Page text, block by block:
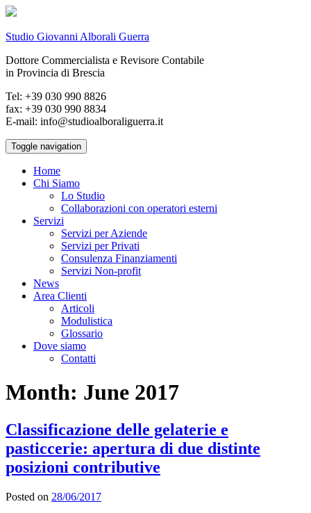
Studio Giovanni Alborali Guerra
Dottore Commercialista e Revisore Contabile
in Provincia di Brescia
Tel: +39 030 990 8826
fax: +39 030 990 8834
E-mail: info@studioalboraliguerra.it
Toggle navigation
Home
Chi Siamo
Lo Studio
Collaborazioni con operatori esterni
Servizi
Servizi per Aziende
Servizi per Privati
Consulenza Finanziamenti
Servizi Non-profit
News
Area Clienti
Articoli
Modulistica
Glossario
Dove siamo
Contatti
Month: June 2017
Classificazione delle gelaterie e
pasticcerie: apertura di due distinte
posizioni contributive
Posted on 28/06/2017